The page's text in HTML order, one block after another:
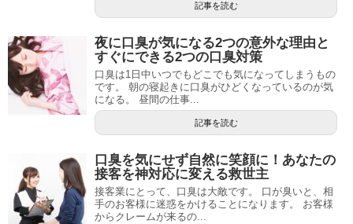
記事を読む
夜に口臭が気になる2つの意外な理由と
すぐにできる2つの口臭対策
口臭は1日中いつでもどこでも気になってしまうもの
です。 朝の寝起きに口臭がひどくなっているのが気
になる。 昼間の仕事...
記事を読む
口臭を気にせず自然に笑顔に！あなたの
接客を神対応に変える救世主
接客業にとって、口臭は大敵です。 口が臭いと、相
手のお客様に迷惑をかけることになります。 お客様
からクレームが来るの...